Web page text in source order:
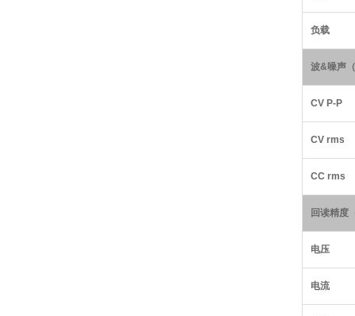
负载
波&噪声
CV P-P
CV rms
CC rms
回读精度
电压
电流